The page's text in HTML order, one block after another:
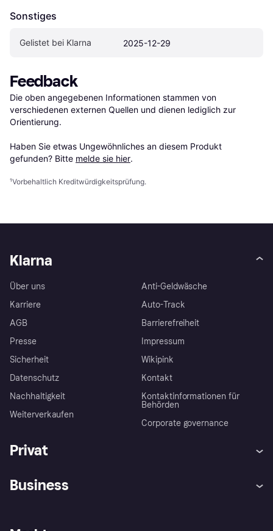
Sonstiges
Gelistet bei Klarna 2025-12-29
Feedback
Die oben angegebenen Informationen stammen von
verschiedenen externen Quellen und dienen lediglich zur
Orientierung.
Haben Sie etwas Ungewöhnliches an diesem Produkt
gefunden? Bitte melde sie hier.
¹Vorbehaltlich Kreditwürdigkeitsprüfung.
Klarna
Über uns
Karriere
AGB
Presse
Sicherheit
Datenschutz
Nachhaltigkeit
Weiterverkaufen
Anti-Geldwäsche
Auto-Track
Barrierefreiheit
Impressum
Wikipink
Kontakt
Kontaktinformationen für
Behörden
Corporate governance
Privat
Business